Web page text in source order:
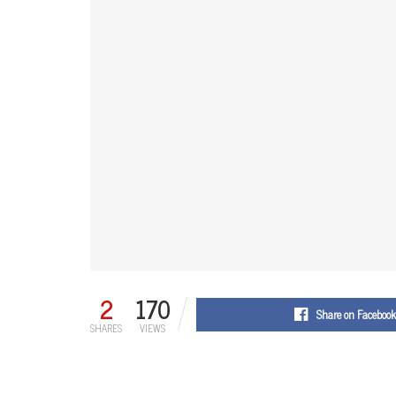
2
SHARES 170
VIEWS
Share on Facebook